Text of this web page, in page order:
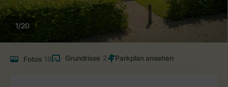
1/20
Fotos 18 Grundrisse 2